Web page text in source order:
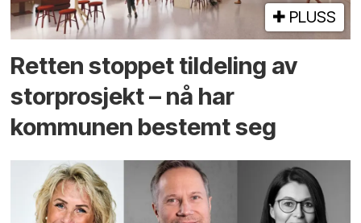
PLUSS
Retten stoppet tildeling av
storprosjekt – nå har
kommunen bestemt seg